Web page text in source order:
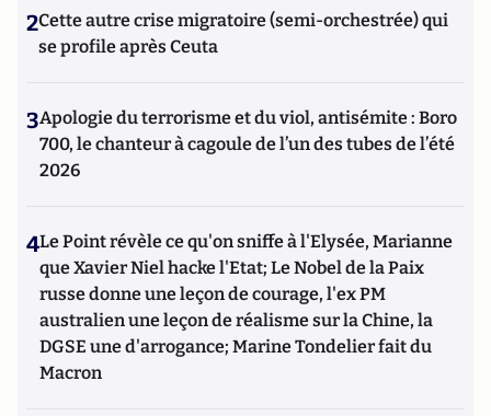
2Cette autre crise migratoire (semi-orchestrée) qui
se profile après Ceuta
3Apologie du terrorisme et du viol, antisémite : Boro
700, le chanteur à cagoule de l’un des tubes de l’été
2026
4Le Point révèle ce qu'on sniffe à l'Elysée, Marianne
que Xavier Niel hacke l'Etat; Le Nobel de la Paix
russe donne une leçon de courage, l'ex PM
australien une leçon de réalisme sur la Chine, la
DGSE une d'arrogance; Marine Tondelier fait du
Macron